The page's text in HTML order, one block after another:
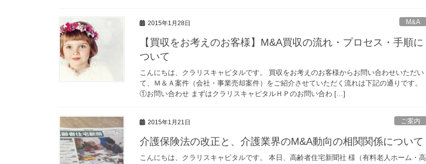
2015年1月28日 M&A
【買収をお考えのお客様】M&A買収の流れ・プロセス・手順に
ついて
こんにちは、クラリスキャピタルです。 買収をお考えのお客様からお問い合わせいただい
て、Ｍ＆Ａ案件（会社・事業売却案件）をご紹介させていただく流れは下記の通りです。
①お問い合わせ まずはクラリスキャピタルＨＰのお問い合わ […]
2015年1月21日 ご案内
介護保険法の改正と、介護業界のM&A動向の相関関係について
こんにちは、クラリスキャピタルです。 本日、高齢者住宅新聞社 様（有料老人ホーム・高